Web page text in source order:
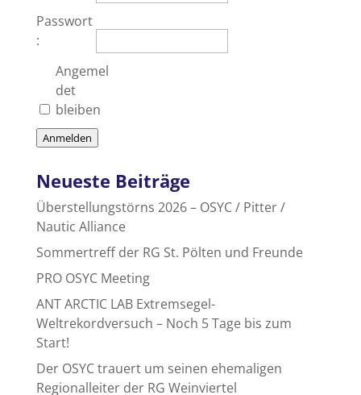
Passwort
:
Angemel
det
bleiben
Anmelden
Neueste Beiträge
Überstellungstörns 2026 – OSYC / Pitter /
Nautic Alliance
Sommertreff der RG St. Pölten und Freunde
PRO OSYC Meeting
ANT ARCTIC LAB Extremsegel-
Weltrekordversuch – Noch 5 Tage bis zum
Start!
Der OSYC trauert um seinen ehemaligen
Regionalleiter der RG Weinviertel